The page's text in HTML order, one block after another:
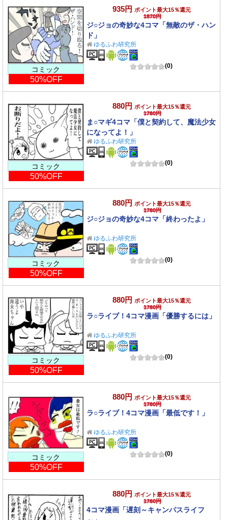
コミック
50%OFF
935円 ポイント最大15％還元
1870円
ジ○ジョの奇妙な4コマ「無敵のザ・ハン
ド」
ゆるふわ研究所
(0)
コミック
50%OFF
880円 ポイント最大15％還元
1760円
ま○マギ4コマ「僕と契約して、魔法少女
になってよ！」
ゆるふわ研究所
(0)
コミック
50%OFF
880円 ポイント最大15％還元
1760円
ジ○ジョの奇妙な4コマ「終わったよ」
ゆるふわ研究所
(0)
コミック
50%OFF
880円 ポイント最大15％還元
1760円
ラ○ライブ！4コマ漫画「優勝するには」
ゆるふわ研究所
(0)
コミック
50%OFF
880円 ポイント最大15％還元
1760円
ラ○ライブ！4コマ漫画「最低です！」
ゆるふわ研究所
(0)
880円 ポイント最大15％還元
1760円
4コマ漫画「遅刻～キャンパスライフ